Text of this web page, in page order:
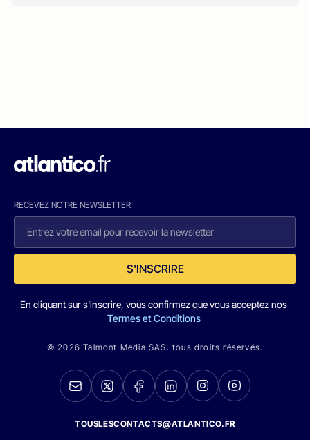
RECEVEZ NOTRE NEWSLETTER
S'INSCRIRE
En cliquant sur s'inscrire, vous confirmez que vous acceptez nos
Termes et Conditions
© 2026 Talmont Media SAS. tous droits réservés.
TOUSLESCONTACTS@ATLANTICO.FR